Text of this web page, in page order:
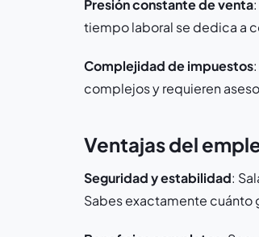
Presión constante de venta
tiempo laboral se dedica a
Complejidad de impuestos
complejos y requieren
Ventajas del
Seguridad y estabilidad:
Sabes exactamente cuánto